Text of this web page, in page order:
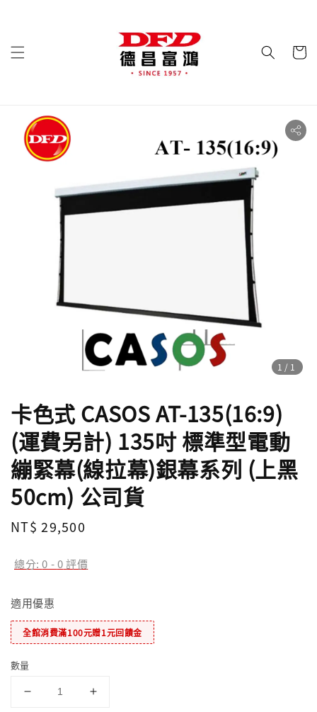
1 /1
卡色式 CASOS AT-135(16:9)
(運費另計) 135吋 標準型電動
繃緊幕(線拉幕)銀幕系列 (上黑
50cm) 公司貨
Regular
NT$ 29,500
總分:0 -0評價
適用優惠
全館消費滿100元贈1元回饋金
數量